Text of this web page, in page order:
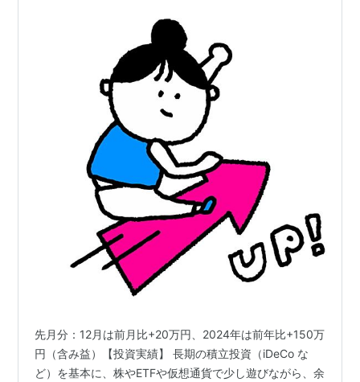
先月分：12月は前月比+20万円、2024年は前年比+150万
円（含み益）【投資実績】 長期の積立投資（iDeCo な
ど）を基本に、株やETFや仮想通貨で少し遊びながら、余